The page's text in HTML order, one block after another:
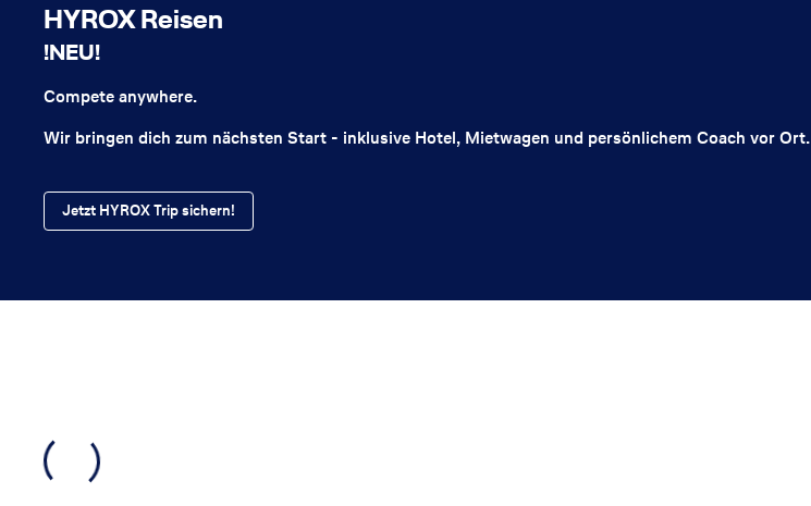
HYROX Reisen
!NEU!
Compete anywhere.
Wir bringen dich zum nächsten Start - inklusive Hotel, Mietwagen und persönlichem Coach vor Ort.
Jetzt HYROX Trip sichern!